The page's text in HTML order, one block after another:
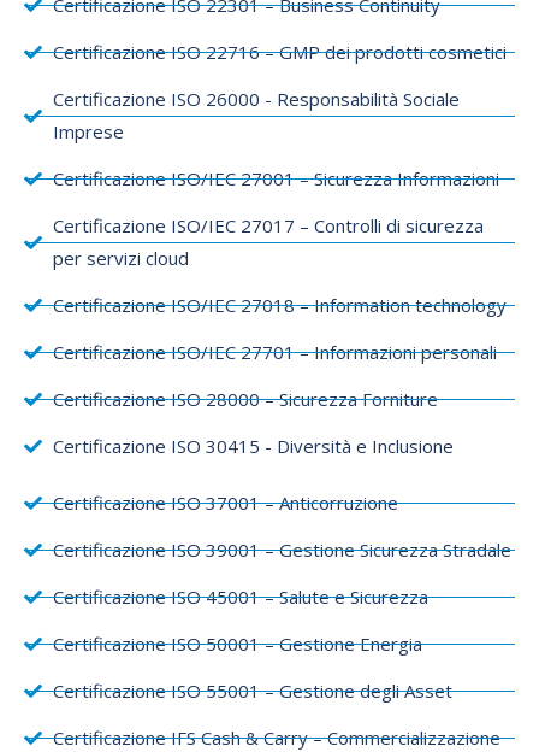
Certificazione ISO 22301 – Business Continuity
Certificazione ISO 22716 – GMP dei prodotti cosmetici
Certificazione ISO 26000 - Responsabilità Sociale
Imprese
Certificazione ISO/IEC 27001 – Sicurezza Informazioni
Certificazione ISO/IEC 27017 – Controlli di sicurezza
per servizi cloud
Certificazione ISO/IEC 27018 – Information technology
Certificazione ISO/IEC 27701 – Informazioni personali
Certificazione ISO 28000 – Sicurezza Forniture
Certificazione ISO 30415 - Diversità e Inclusione
Certificazione ISO 37001 – Anticorruzione
Certificazione ISO 39001 – Gestione Sicurezza Stradale
Certificazione ISO 45001 – Salute e Sicurezza
Certificazione ISO 50001 – Gestione Energia
Certificazione ISO 55001 – Gestione degli Asset
Certificazione IFS Cash & Carry – Commercializzazione